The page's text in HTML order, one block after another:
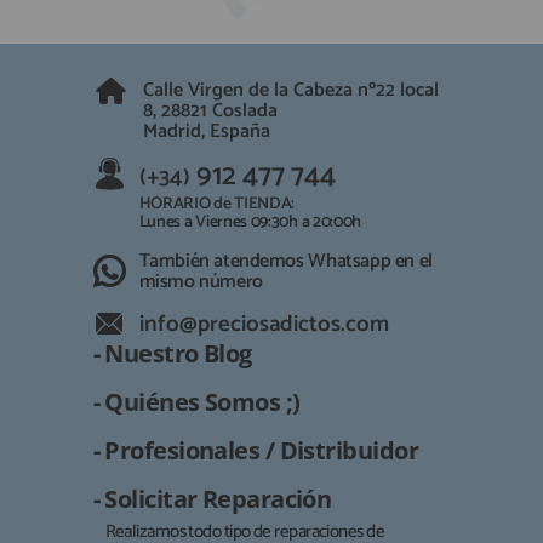
GUÍA DE COMPRA
(+34) 912 477 744
HORARIO de TIENDA:
Lunes a Viernes 09:30h a 20:00h
info@preciosadictos.com
Calle Virgen de la Cabeza nº22 local
8, 28821 Coslada
Madrid, España
(+34) 912 477 744
HORARIO de TIENDA:
Lunes a Viernes 09:30h a 20:00h
También atendemos Whatsapp en el
mismo número
info@preciosadictos.com
- Nuestro Blog
- Quiénes Somos ;)
- Profesionales / Distribuidor
- Solicitar Reparación
Realizamos todo tipo de reparaciones de